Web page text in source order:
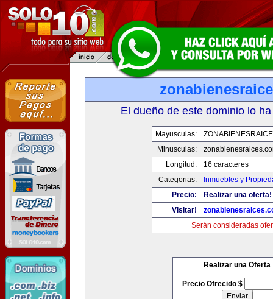
El dueño de este dominio lo
Mayusculas:
Minusculas:
Longitud:
16 caracteres
Categorias:
Inmuebles y
Precio:
Realizar una oferta!
Visitar!
Serán consideradas
Realizar una Oferta
Precio Ofrecido $